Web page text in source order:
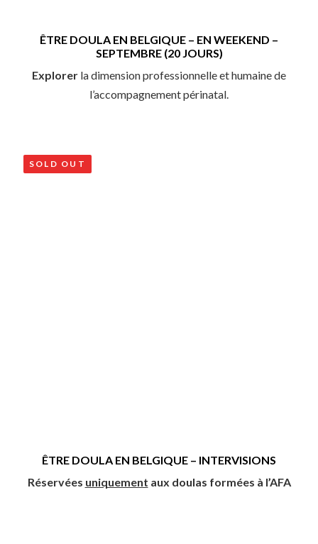
ÊTRE DOULA EN BELGIQUE – EN WEEKEND –
SEPTEMBRE (20 JOURS)
Explorer la dimension professionnelle et humaine de
l’accompagnement périnatal.
SOLD OUT
ÊTRE DOULA EN BELGIQUE – INTERVISIONS
Réservées uniquement aux doulas formées à l’AFA